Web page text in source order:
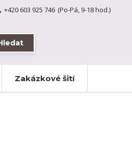
+420 603 925 746 (Po-Pá, 9-18 hod.)
Zakázkové šití